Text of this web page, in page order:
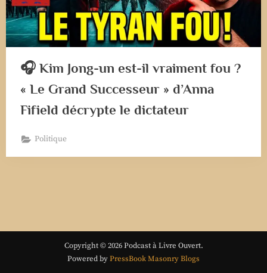
🎧 Kim Jong-un est-il vraiment fou ?
« Le Grand Successeur » d’Anna
Fifield décrypte le dictateur
Politique
Copyright © 2026 Podcast à Livre Ouvert.
Powered byPressBook Masonry Blogs